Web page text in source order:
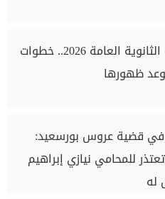
نتيجة تظلمات الثانوية العامة 2026.. خطوات
ظهورها
في قضية عروس بورسعيد:
للمحامي نيازي إبراهيم
له